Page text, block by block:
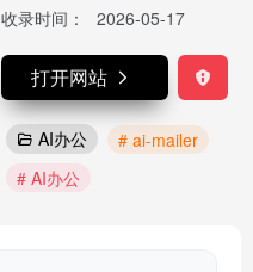
收录时间： 2026-05-17
打开网站
AI办公
# ai-mailer
# AI办公